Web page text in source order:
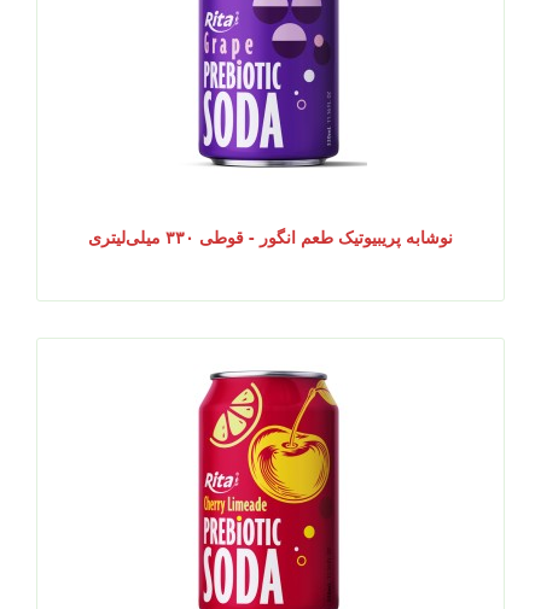
نوشابه پریبیوتیک طعم انگور - قوطی ۳۳۰ میلی‌لیتری